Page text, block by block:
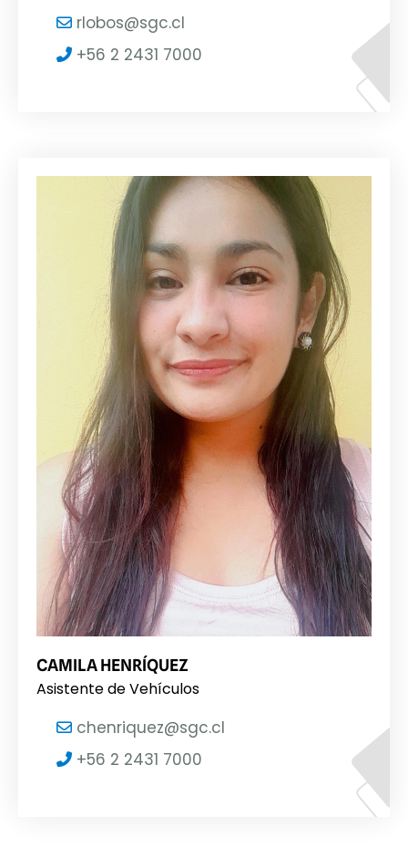
rlobos@sgc.cl
+56 2 2431 7000
CAMILA HENRÍQUEZ
Asistente de Vehículos
chenriquez@sgc.cl
+56 2 2431 7000